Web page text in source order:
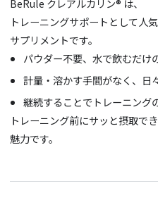
BeRule クレアルカリン® は、
トレーニングサポートとして人
サプリメントです。
パウダー不要、水で飲むだけ
計量・溶かす手間がなく、日
継続することでトレーニング
トレーニング前にサッと摂取で
魅力です。